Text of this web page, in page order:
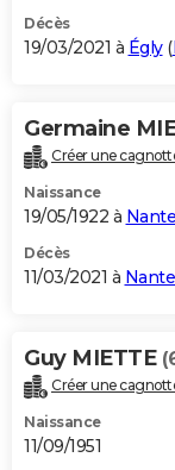
Décès
19/03/2021 à Égly(
Germaine
Créer une
Naissance
19/05/1922 à
Décès
11/03/2021 à
Guy MIETTE
Créer une
Naissance
11/09/1951